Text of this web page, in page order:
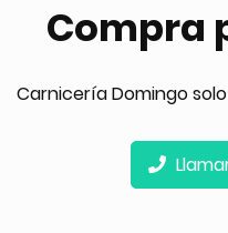
Compra
Carnicería Domingo